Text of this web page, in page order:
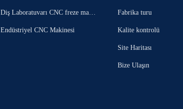
Diş Laboratuvarı CNC freze makin
Endüstriyel CNC Makinesi
Fabrika turu
Kalite kontrolü
Site Haritası
Bize Ulaşın